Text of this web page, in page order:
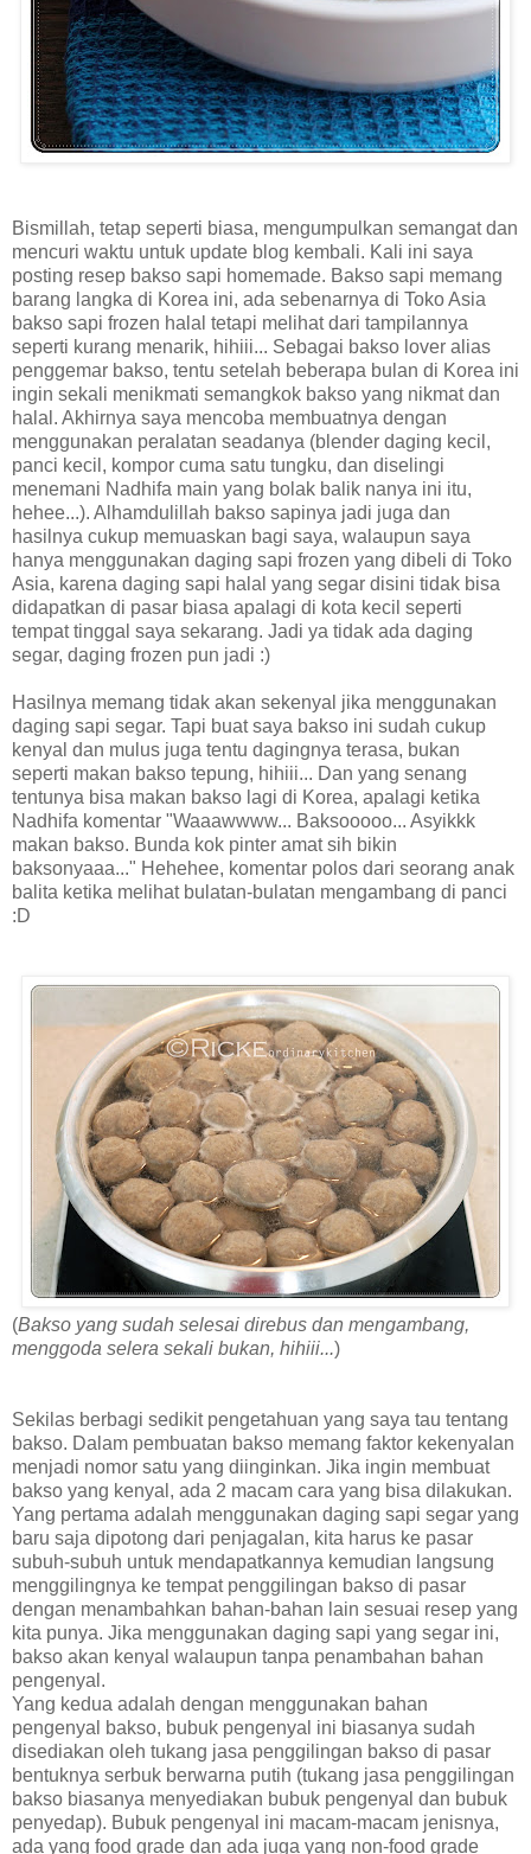
Bismillah, tetap seperti biasa, mengumpulkan semangat dan
mencuri waktu untuk update blog kembali. Kali ini saya
posting resep bakso sapi homemade. Bakso sapi memang
barang langka di Korea ini, ada sebenarnya di Toko Asia
bakso sapi frozen halal tetapi melihat dari tampilannya
seperti kurang menarik, hihiii... Sebagai bakso lover alias
penggemar bakso, tentu setelah beberapa bulan di Korea ini
ingin sekali menikmati semangkok bakso yang nikmat dan
halal. Akhirnya saya mencoba membuatnya dengan
menggunakan peralatan seadanya (blender daging kecil,
panci kecil, kompor cuma satu tungku, dan diselingi
menemani Nadhifa main yang bolak balik nanya ini itu,
hehee...). Alhamdulillah bakso sapinya jadi juga dan
hasilnya cukup memuaskan bagi saya, walaupun saya
hanya menggunakan daging sapi frozen yang dibeli di Toko
Asia, karena daging sapi halal yang segar disini tidak bisa
didapatkan di pasar biasa apalagi di kota kecil seperti
tempat tinggal saya sekarang. Jadi ya tidak ada daging
segar, daging frozen pun jadi :)
Hasilnya memang tidak akan sekenyal jika menggunakan
daging sapi segar. Tapi buat saya bakso ini sudah cukup
kenyal dan mulus juga tentu dagingnya terasa, bukan
seperti makan bakso tepung, hihiii... Dan yang senang
tentunya bisa makan bakso lagi di Korea, apalagi ketika
Nadhifa komentar "Waaawwww... Baksooooo... Asyikkk
makan bakso. Bunda kok pinter amat sih bikin
baksonyaaa..." Hehehee, komentar polos dari seorang anak
balita ketika melihat bulatan-bulatan mengambang di panci
:D
(Bakso yang sudah selesai direbus dan mengambang,
menggoda selera sekali bukan, hihiii...)
Sekilas berbagi sedikit pengetahuan yang saya tau tentang
bakso. Dalam pembuatan bakso memang faktor kekenyalan
menjadi nomor satu yang diinginkan. Jika ingin membuat
bakso yang kenyal, ada 2 macam cara yang bisa dilakukan.
Yang pertama adalah menggunakan daging sapi segar yang
baru saja dipotong dari penjagalan, kita harus ke pasar
subuh-subuh untuk mendapatkannya kemudian langsung
menggilingnya ke tempat penggilingan bakso di pasar
dengan menambahkan bahan-bahan lain sesuai resep yang
kita punya. Jika menggunakan daging sapi yang segar ini,
bakso akan kenyal walaupun tanpa penambahan bahan
pengenyal.
Yang kedua adalah dengan menggunakan bahan
pengenyal bakso, bubuk pengenyal ini biasanya sudah
disediakan oleh tukang jasa penggilingan bakso di pasar
bentuknya serbuk berwarna putih (tukang jasa penggilingan
bakso biasanya menyediakan bubuk pengenyal dan bubuk
penyedap). Bubuk pengenyal ini macam-macam jenisnya,
ada yang food grade dan ada juga yang non-food grade